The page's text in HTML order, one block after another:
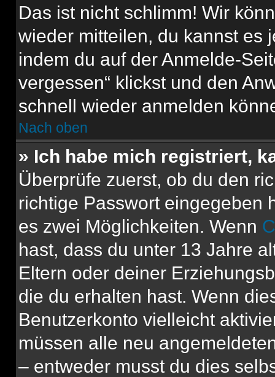
Das ist nicht schlimm! Wir
wieder mitteilen, du kannst es
indem du auf der Anmelde-
vergessen“ klickst und den
schnell wieder anmelden
Nach oben
» Ich habe mich registriert,
Überprüfe zuerst, ob du den
richtige Passwort eingegeben
es zwei Möglichkeiten. Wenn
hast, dass du unter 13 Jahre
Eltern oder deiner
die du erhalten hast. Wenn
Benutzerkonto vielleicht
müssen alle neu
– entweder musst du dies